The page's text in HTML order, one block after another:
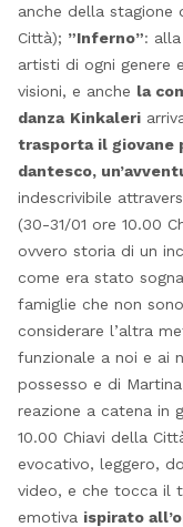
anche della stagione
Città); ”Inferno”: alla
artisti di ogni genere
visioni, e anche la
danza Kinkaleri
trasporta il giovane
dantesco,
indescrivibile
(30-31/01 ore 10.00
ovvero storia di un
come era stato
famiglie che non
considerare l’altra
funzionale a noi e ai
possesso e di
reazione a catena in
10.00 Chiavi della
evocativo, leggero,
video, e che tocca il
emotiva ispirato